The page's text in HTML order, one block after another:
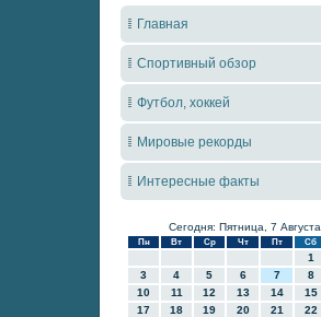
Главная
Спортивный обзор
Футбол, хоккей
Мировые рекорды
Интересные факты
Сегодня: Пятница, 7 Августа
Пн Вт Ср Чт Пт Сб
1
3
4 5 6 7 8
10
11 12 13 14 15
17
18 19 20 21 22